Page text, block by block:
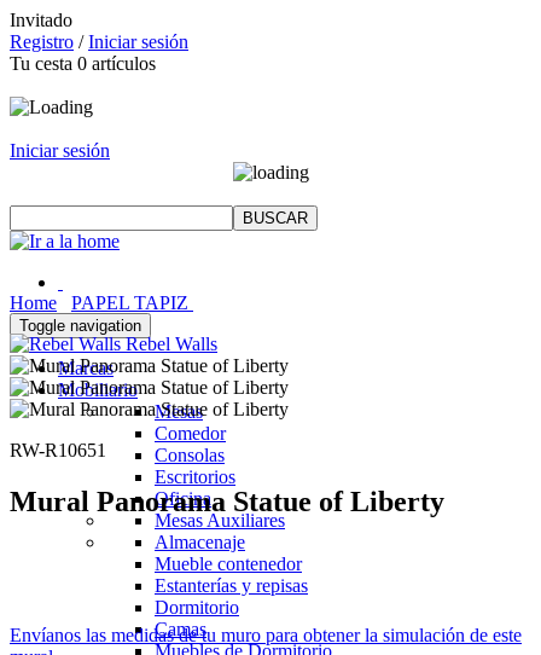
Invitado
Registro /Iniciar sesión
Tu cesta 0 artículos
Iniciar sesión
Toggle navigation
Marcas
Mobiliario
Mesas
Comedor
Consolas
Escritorios
Oficina
Mesas Auxiliares
Almacenaje
Mueble contenedor
Estanterías y repisas
Dormitorio
Camas
Muebles de Dormitorio
Home
PAPEL TAPIZ
Rebel Walls
RW-R10651
Mural Panorama Statue of Liberty
Envíanos las medidas de tu muro para obtener la simulación de este